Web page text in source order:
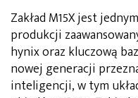
Zakład M15X jest
produkcji
hynix oraz kluczową
nowej generacji
inteligencji, w tym